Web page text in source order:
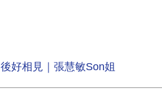
好相見｜張慧敏Son姐